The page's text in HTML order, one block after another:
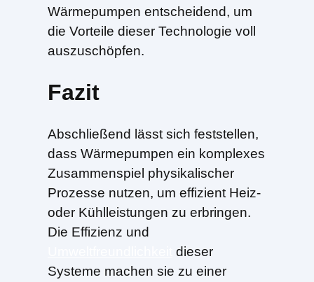
Wärmepumpen entscheidend, um
die Vorteile dieser Technologie voll
auszuschöpfen.
Fazit
Abschließend lässt sich feststellen,
dass Wärmepumpen ein komplexes
Zusammenspiel physikalischer
Prozesse nutzen, um effizient Heiz-
oder Kühlleistungen zu erbringen.
Die Effizienz und
dieser
Systeme machen sie zu einer